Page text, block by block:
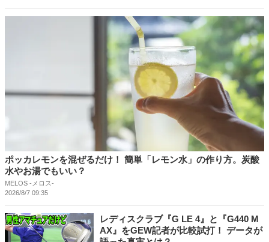
ポッカレモンを混ぜるだけ！ 簡単「レモン水」の作り方。炭酸
水やお湯でもいい？
MELOS -メロス-
2026/8/7 09:35
レディスクラブ『G LE 4』と『G440 M
AX』をGEW記者が比較試打！ データが